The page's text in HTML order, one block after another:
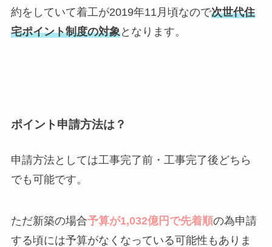
約をしていて着工が2019年11月頃なので次世代住
宅ポイント制度の対象となります。
ポイント申請方法は？
申請方法としては工事完了前・工事完了後どちら
でも可能です。
ただ新築の場合予算が1,032億円で先着順の為申請
する頃には予算がなくなっている可能性もありま